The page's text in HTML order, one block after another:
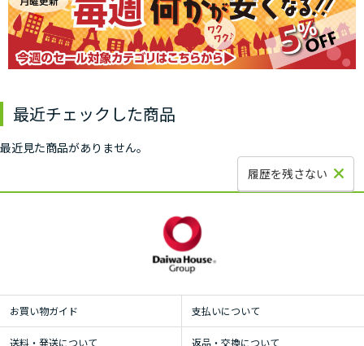
最近チェックした商品
最近見た商品がありません。
履歴を残さない
お買い物ガイド 支払いについて
送料・発送について 返品・交換について